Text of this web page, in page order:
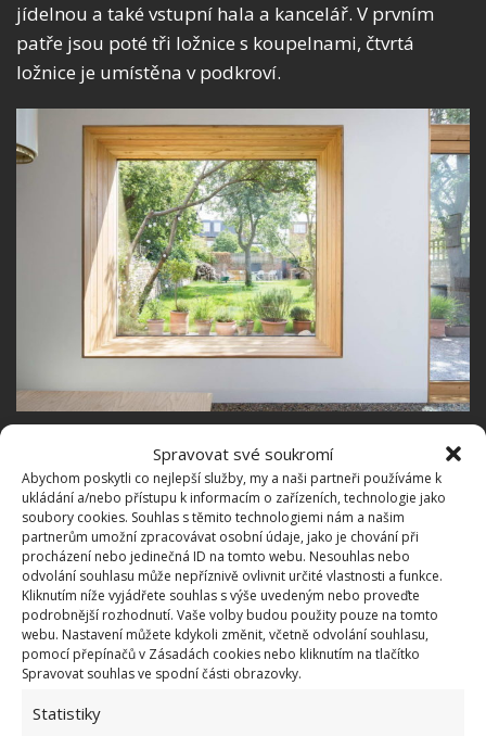
Spravovat své soukromí
Abychom poskytli co nejlepší služby, my a naši partneři používáme k
ukládání a/nebo přístupu k informacím o zařízeních, technologie jako
soubory cookies. Souhlas s těmito technologiemi nám a našim
partnerům umožní zpracovávat osobní údaje, jako je chování při
procházení nebo jedinečná ID na tomto webu. Nesouhlas nebo
odvolání souhlasu může nepříznivě ovlivnit určité vlastnosti a funkce.
Kliknutím níže vyjádřete souhlas s výše uvedeným nebo proveďte
podrobnější rozhodnutí. Vaše volby budou použity pouze na tomto
webu. Nastavení můžete kdykoli změnit, včetně odvolání souhlasu,
pomocí přepínačů v Zásadách cookies nebo kliknutím na tlačítko
Spravovat souhlas ve spodní části obrazovky.
Statistiky
jídelnou a také vstupní hala a kancelář. V prvním
patře jsou poté tři ložnice s koupelnami, čtvrtá
ložnice je umístěna v podkroví.